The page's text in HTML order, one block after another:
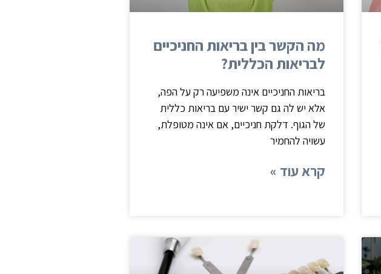
מה הקשר בין בריאות החניכיים
לבריאות הכללית?
בריאות החניכיים אינה משפיעה רק על הפה,
אלא יש לה גם קשר ישיר עם בריאות כללית
של הגוף. דלקת חניכיים, אם אינה מטופלת,
עשויה להחמיר
קרא עוד »